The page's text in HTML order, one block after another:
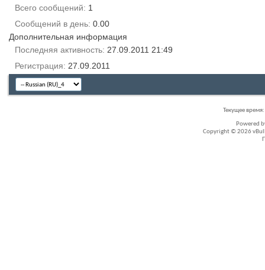
Всего сообщений
1
Сообщений в день 0.00
Дополнительная информация
Последняя активность 27.09.2011 21:49
Регистрация
27.09.2011
Текущее время:
Powered
Copyright © 2026